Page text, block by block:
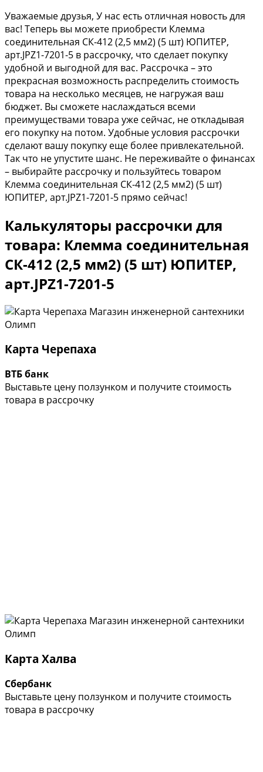
Уважаемые друзья, У нас есть отличная новость для
вас! Теперь вы можете приобрести Клемма
соединительная СК-412 (2,5 мм2) (5 шт) ЮПИТЕР,
арт.JPZ1-7201-5 в рассрочку, что сделает покупку
удобной и выгодной для вас. Рассрочка – это
прекрасная возможность распределить стоимость
товара на несколько месяцев, не нагружая ваш
бюджет. Вы сможете наслаждаться всеми
преимуществами товара уже сейчас, не откладывая
его покупку на потом. Удобные условия рассрочки
сделают вашу покупку еще более привлекательной.
Так что не упустите шанс. Не переживайте о финансах
– выбирайте рассрочку и пользуйтесь товаром
Клемма соединительная СК-412 (2,5 мм2) (5 шт)
ЮПИТЕР, арт.JPZ1-7201-5 прямо сейчас!
Калькуляторы рассрочки для
товара: Клемма соединительная
СК-412 (2,5 мм2) (5 шт) ЮПИТЕР,
арт.JPZ1-7201-5
Карта Черепаха
ВТБ банк
Выставьте цену ползунком и получите стоимость
товара в рассрочку
Карта Халва
Сбербанк
Выставьте цену ползунком и получите стоимость
товара в рассрочку